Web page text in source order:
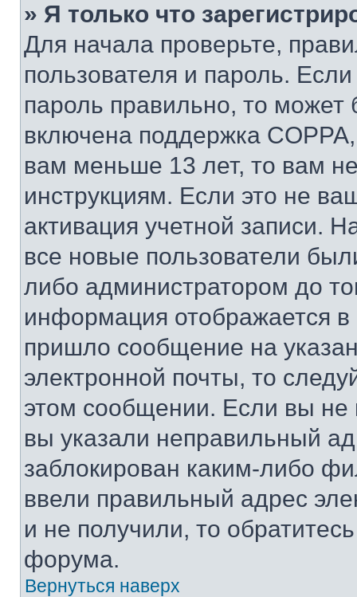
» Я только что
Для начала проверьте,
пользователя и пароль.
пароль правильно, то может
включена поддержка
вам меньше 13 лет, то вам
инструкциям. Если это не
активация учетной записи.
все новые пользователи
либо администратором до
информация отображается
пришло сообщение на
электронной почты, то
этом сообщении. Если вы
вы указали неправильный
заблокирован каким-либо
ввели правильный адрес
и не получили, то
форума.
Вернуться наверх